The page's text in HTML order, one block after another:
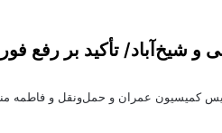
و شیخ‌آباد/ تأکید بر رفع
کمیسیون عمران و حمل‌ونقل و فاطمه